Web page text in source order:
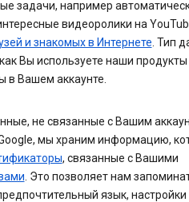
задачи, например
видеоролики на
и знакомых в Интернете . Тип
Вы используете наши продукты
в Вашем аккаунте.
не связанные с Вашим
мы храним информацию,
, связанные с Вашими
. Это позволяет нам
язык, настройки